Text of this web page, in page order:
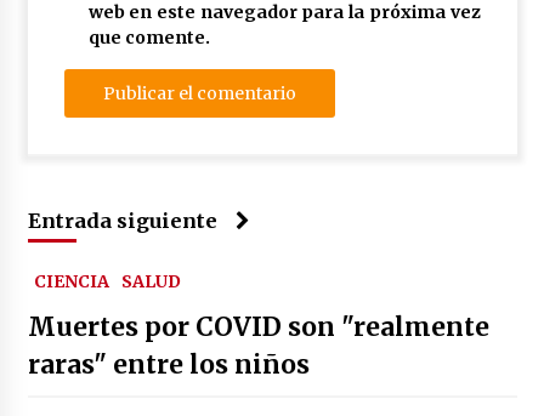
web en este navegador para la próxima vez
que comente.
Entrada siguiente
CIENCIA SALUD
Muertes por COVID son "realmente
raras" entre los niños